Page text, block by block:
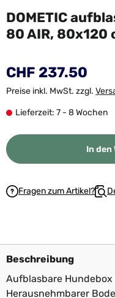
DOMETIC
80 AIR, 80x120
CHF 237.50
Preise inkl. MwSt. zzgl.
Lieferzeit: 7 - 8 Wochen
In den
Fragen zum Artikel?
Beschreibung
Aufblasbare
Herausnehmbarer